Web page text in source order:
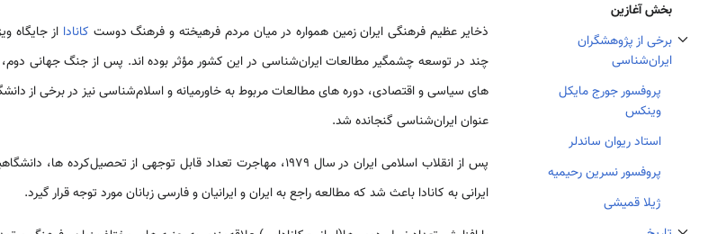
بخش آغازین
برخی از پژوهشگران
ایران‌شناسی
تغییر وضعیت زیربخش‌های برخی از پژوهشگران ایران‌شناسی
پروفسور جورج‏ مایکل
وینکس
استاد ریوان ساندلر
پروفسور نسرین رحیمیه
ژیلا قمیشی
ذخایر عظیم فرهنگی ایران زمین همواره در میان‏ مردم فرهیخته و فرهنگ دوست کانادا از جایگاه
چند در توسعه چشمگیر مطالعات ایران‌شناسی در این کشور مؤثر بوده ‏اند. پس از جنگ جهانی دوم،
‏های سیاسی و اقتصادی، دوره‏ های مطالعات مربوط به خاورمیانه و اسلام‌شناسی نیز در برخی از
عنوان‏ ایران‌شناسی گنجانده ‏شد.
پس از انقلاب اسلامی‏ ایران در سال 1979، مهاجرت تعداد قابل توجهی‏ از
ایرانی به کانادا باعث شد که مطالعه راجع به ایران و ایرانیان و فارسی‏ زبانان مورد توجه قرار گیرد.